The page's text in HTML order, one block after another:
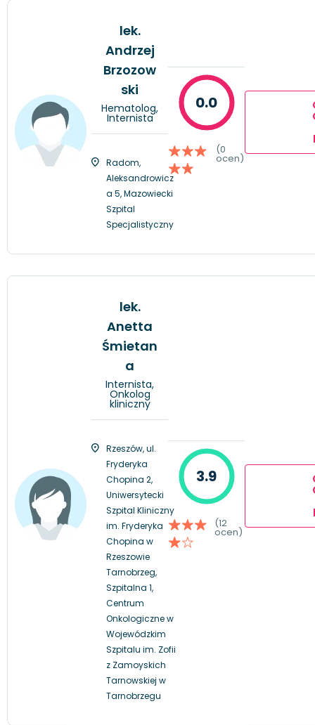
lek.
Andrzej
Brzozow
ski
Hematolog,
Internista
Radom,
Aleksandrowicz
a 5, Mazowiecki
Szpital
Specjalistyczny
0.0
(0
ocen)
lek.
Anetta
Śmietan
a
Internista,
Onkolog
kliniczny
Rzeszów, ul.
Fryderyka
Chopina 2,
Uniwersytecki
Szpital Kliniczny
im. Fryderyka
Chopina w
Rzeszowie
Tarnobrzeg,
Szpitalna 1,
Centrum
Onkologiczne w
Wojewódzkim
Szpitalu im. Zofii
z Zamoyskich
Tarnowskiej w
Tarnobrzegu
3.9
(12
ocen)